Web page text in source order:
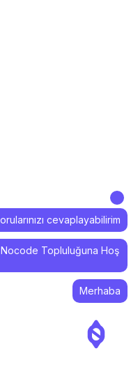
Merhaba
Topluluğuna Hoş
cevaplayabilirim